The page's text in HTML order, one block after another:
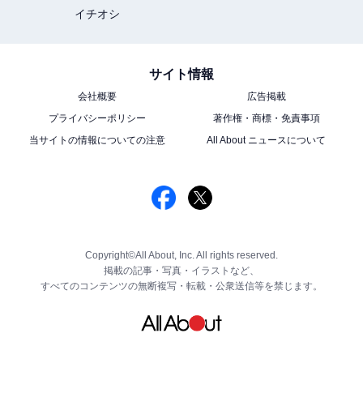
イチオシ
サイト情報
会社概要
広告掲載
プライバシーポリシー
著作権・商標・免責事項
当サイトの情報についての注意
All About ニュースについて
Copyright©All About, Inc. All rights reserved.
掲載の記事・写真・イラストなど、
すべてのコンテンツの無断複写・転載・公衆送信等を禁じます。